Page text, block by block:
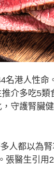
名港人性命
介多吃5
守護腎臟健
人都以為
張醫生引用